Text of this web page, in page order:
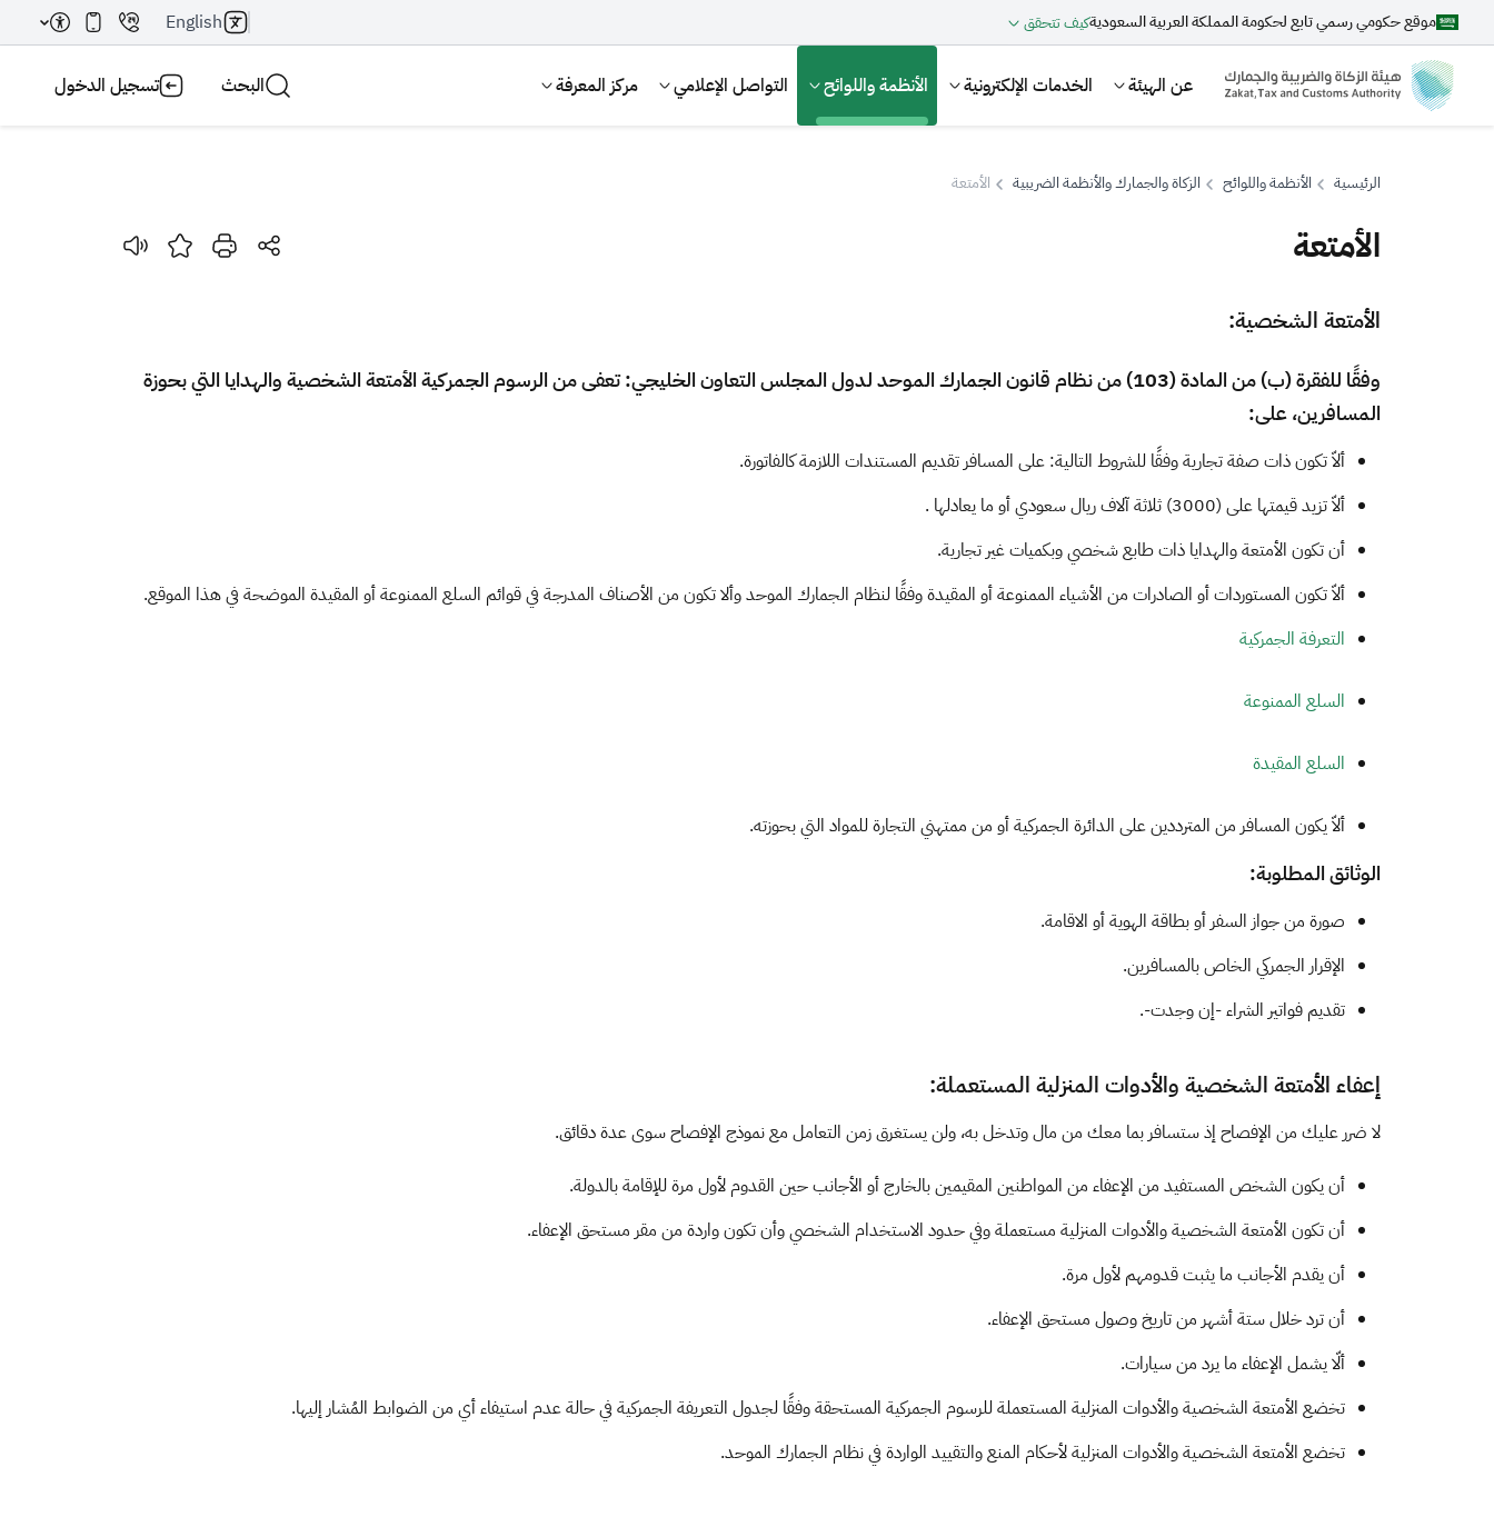
موقع حكومي رسمي تابع لحكومة المملكة العربية السعوديةكيف تتحقق English
عن الهيئة الخدمات الإلكترونية الأنظمة واللوائح التواصل الإعلامي مركز المعرفة البحث تسجيل الدخول
بحث
اقتراحات
الزكاة الجمارك
الرئيسية الأنظمة واللوائح الزكاة والجمارك والأنظمة الضريبية الأمتعة
الأمتعة
​​​​​​الأمتعة الشخص​ية: ​
وفقًا للفقرة (ب) من المادة (103) من نظام قانون الجمارك الموحد لدول المجلس التعاون الخليجي: تعفى من الرسوم الجمركية الأمتعة الشخصية والهدايا التي بحوزة
المسافرين، على:
ألاّ تكون ذات صفة تجارية وفقًا للشروط التالية: على المسافر تقديم المستندات اللازمة كالفاتورة.
ألاّ تزيد قيمتها على (3000) ثلاثة آلاف ريال سعودي أو ما يعادلها .
أن تكون الأمتعة والهدايا ذات طابع شخصي وبكميات غير تجارية.
ألاّ تكون المستوردات أو الصادرات من الأشياء الممنوعة أو المقيدة وفقًا لنظام الجمارك الموحد وألا تكون من الأصناف المدرجة في قوائم السلع الممنوعة أو المقيدة الموضحة في هذا الموقع.
التعرفة الجمركية
السلع الممنوعة
السلع المقيدة​
ألاّ يكون المسافر من المترددين على الدائرة الجمركية أو من ممتهني التجارة للمواد التي بحوزته.
الوثائق المطلوبة:
صورة من جواز السفر أو بطاقة الهوية أو الاقامة.
الإقرار الجمركي الخاص بالمسافرين.
تقديم فواتير الشراء -إن وجدت-.​
إعفاء الأمتعة الشخصية والأدوات المنزلية المستعملة:
لا ضرر عليك من الإفصاح إذ ستسافر بما معك من مال وتدخل به، ولن يستغرق زمن التعامل مع نموذج الإفصاح سوى عدة دقائق.
أن يكون الشخص المستفيد من الإعفاء من المواطنين المقيمين بالخارج أو الأجانب حين القدوم لأول مرة للإقامة بالدولة.
أن تكون الأمتعة الشخصية والأدوات المنزلية مستعملة وفي حدود الاستخدام الشخصي وأن تكون واردة من مقر مستحق الإعفاء.
أن يقدم الأجانب ما يثبت قدومهم لأول مرة.
أن ترد خلال ستة أشهر من تاريخ وصول مستحق الإعفاء.
ألّا يشمل الإعفاء ما يرد من سيارات.
تخضع الأمتعة الشخصية والأدوات المنزلية المستعملة للرسوم الجمركية المستحقة وفقًا لجدول التعريفة الجمركية في حالة عدم استيفاء أي من الضوابط المُشار إليها.
تخضع الأمتعة الشخصية والأدوات المنزلية لأحكام المنع والتقييد الواردة في نظام الجمارك الموحد.